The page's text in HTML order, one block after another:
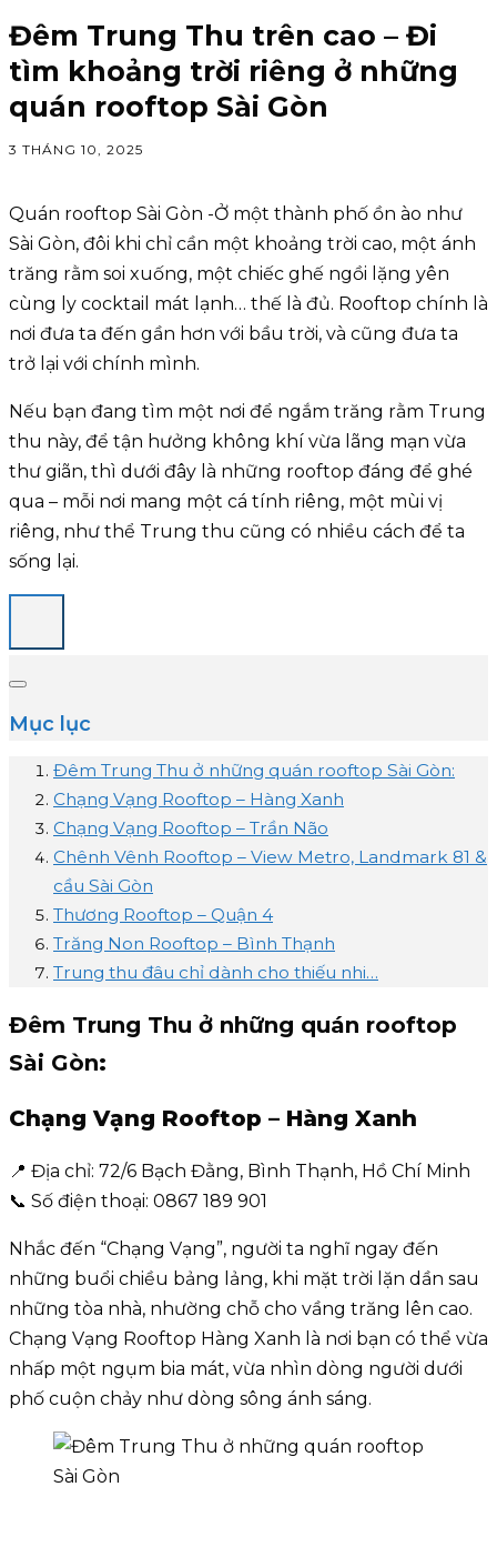
Đêm Trung Thu trên cao – Đi
tìm khoảng trời riêng ở những
quán rooftop Sài Gòn
3 THÁNG 10, 2025
Quán rooftop Sài Gòn -Ở một thành phố ồn ào như
Sài Gòn, đôi khi chỉ cần một khoảng trời cao, một ánh
trăng rằm soi xuống, một chiếc ghế ngồi lặng yên
cùng ly cocktail mát lạnh… thế là đủ. Rooftop chính là
nơi đưa ta đến gần hơn với bầu trời, và cũng đưa ta
trở lại với chính mình.
Nếu bạn đang tìm một nơi để ngắm trăng rằm Trung
thu này, để tận hưởng không khí vừa lãng mạn vừa
thư giãn, thì dưới đây là những rooftop đáng để ghé
qua – mỗi nơi mang một cá tính riêng, một mùi vị
riêng, như thể Trung thu cũng có nhiều cách để ta
sống lại.
Mục lục
Đêm Trung Thu ở những quán rooftop Sài Gòn:
Chạng Vạng Rooftop – Hàng Xanh
Chạng Vạng Rooftop – Trần Não
Chênh Vênh Rooftop – View Metro, Landmark 81 &
cầu Sài Gòn
Thương Rooftop – Quận 4
Trăng Non Rooftop – Bình Thạnh
Trung thu đâu chỉ dành cho thiếu nhi…
Đêm Trung Thu ở những quán rooftop
Sài Gòn:
Chạng Vạng Rooftop – Hàng Xanh
📍 Địa chỉ: 72/6 Bạch Đằng, Bình Thạnh, Hồ Chí Minh
📞 Số điện thoại: 0867 189 901
Nhắc đến “Chạng Vạng”, người ta nghĩ ngay đến
những buổi chiều bảng lảng, khi mặt trời lặn dần sau
những tòa nhà, nhường chỗ cho vầng trăng lên cao.
Chạng Vạng Rooftop Hàng Xanh là nơi bạn có thể vừa
nhấp một ngụm bia mát, vừa nhìn dòng người dưới
phố cuộn chảy như dòng sông ánh sáng.